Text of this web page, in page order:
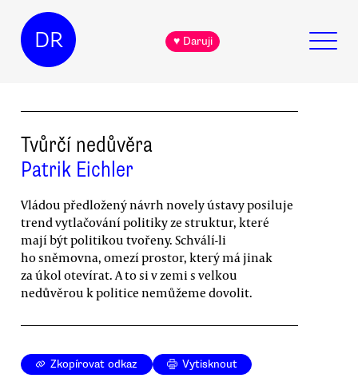
DR ♥ Daruji
Tvůrčí nedůvěra
Patrik Eichler
Vládou předložený návrh novely ústavy posiluje
trend vytlačování politiky ze struktur, které
mají být politikou tvořeny. Schválí-li
ho sněmovna, omezí prostor, který má jinak
za úkol otevírat. A to si v zemi s velkou
nedůvěrou k politice nemůžeme dovolit.
Zkopírovat odkaz Vytisknout